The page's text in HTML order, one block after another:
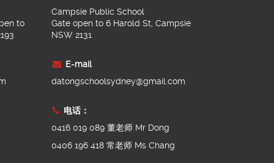
to
Campsie Public School
Gate open to 6 Harold St, Campsie
NSW 2131
E-mail
datongschoolsydney@gmail.com
电话：
0416 019 089 董老师 Mr Dong
0406 196 418 常老师 Ms Chang